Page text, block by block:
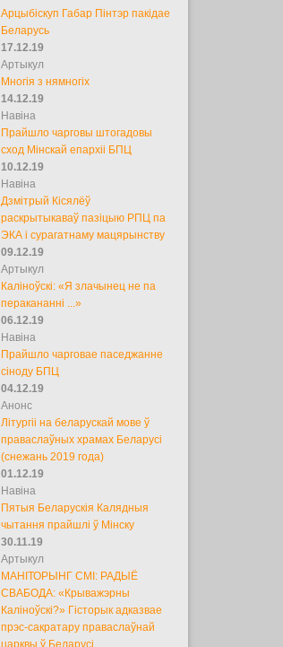
Арцыбіскуп Габар Пінтэр пакідае
Беларусь
17.12.19
Артыкул
Многія з нямногіх
14.12.19
Навіна
Прайшло чарговы штогадовы
сход Мінскай епархіі БПЦ
10.12.19
Навіна
Дзмітрый Кісялёў
раскрытыкаваў пазіцыю РПЦ па
ЭКА і сурагатнаму мацярынству
09.12.19
Артыкул
Каліноўскі: «Я злачынец не па
перакананні ...»
06.12.19
Навіна
Прайшло чарговае паседжанне
сіноду БПЦ
04.12.19
Анонс
Літургіі на беларускай мове ў
праваслаўных храмах Беларусі
(снежань 2019 года)
01.12.19
Навіна
Пятыя Беларускія Калядныя
чытання прайшлі ў Мінску
30.11.19
Артыкул
МАНІТОРЫНГ СМІ: РАДЫЁ
СВАБОДА: «Крыважэрны
Каліноўскі?» Гісторык адказвае
прэс-сакратару праваслаўнай
царквы ў Беларусі